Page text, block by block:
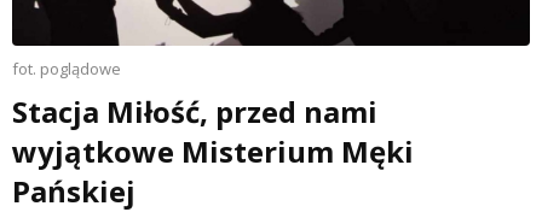
fot. poglądowe
Stacja Miłość, przed nami
wyjątkowe Misterium Męki
Pańskiej